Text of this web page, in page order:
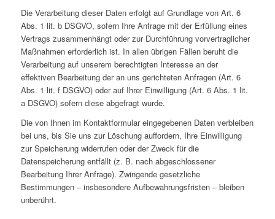
Die Verarbeitung dieser Daten erfolgt auf Grundlage von Art. 6
Abs. 1 lit. b DSGVO, sofern Ihre Anfrage mit der Erfüllung eines
Vertrags zusammenhängt oder zur Durchführung vorvertraglicher
Maßnahmen erforderlich ist. In allen übrigen Fällen beruht die
Verarbeitung auf unserem berechtigten Interesse an der
effektiven Bearbeitung der an uns gerichteten Anfragen (Art. 6
Abs. 1 lit. f DSGVO) oder auf Ihrer Einwilligung (Art. 6 Abs. 1 lit.
a DSGVO) sofern diese abgefragt wurde.
Die von Ihnen im Kontaktformular eingegebenen Daten verbleiben
bei uns, bis Sie uns zur Löschung auffordern, Ihre Einwilligung
zur Speicherung widerrufen oder der Zweck für die
Datenspeicherung entfällt (z. B. nach abgeschlossener
Bearbeitung Ihrer Anfrage). Zwingende gesetzliche
Bestimmungen – insbesondere Aufbewahrungsfristen – bleiben
unberührt.